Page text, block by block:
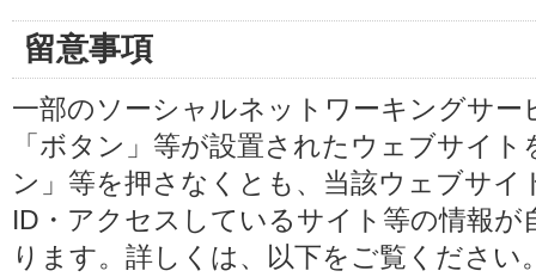
留意事項
一部のソーシャルネットワーキングサー
「ボタン」等が設置されたウェブサイ
ン」等を押さなくとも、当該ウェブサイ
ID・アクセスしているサイト等の情報
ります。詳しくは、以下をご覧ください